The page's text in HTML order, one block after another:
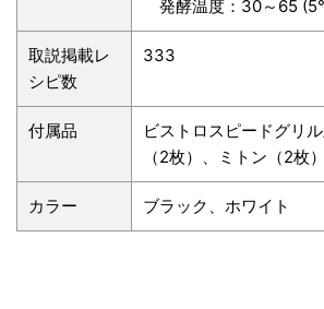
発酵温度：30～65
取説掲載レ
シピ数
333
付属品
ビストロスピードグリ
（2枚）、ミトン（2枚）
カラー ブラック、ホワイト